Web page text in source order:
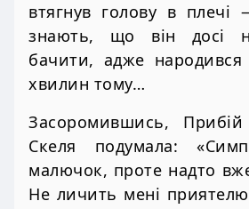
втягнув голову в
знають, що він досі
бачити, адже народився
хвилин тому…
Засоромившись,
Скеля подумала:
малючок, проте надто
Не личить мені